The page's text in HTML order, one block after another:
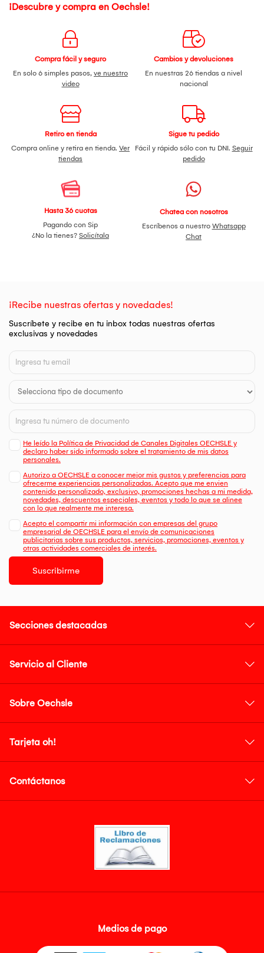
¡Descubre y compra en Oechsle!
Compra fácil y seguro
En solo 6 simples pasos, ve nuestro
video
Cambios y devoluciones
En nuestras 26 tiendas a nivel
nacional
Retiro en tienda
Compra online y retira en tienda. Ver
tiendas
Sigue tu pedido
Fácil y rápido sólo con tu DNI. Seguir
pedido
Hasta 36 cuotas
Pagando con Sip
¿No la tienes? Solicítala
Chatea con nosotros
Escríbenos a nuestro Whatsapp
Chat
¡Recibe nuestras ofertas y novedades!
Suscríbete y recibe en tu inbox todas nuestras ofertas
exclusivas y novedades
He leído la Política de Privacidad de Canales Digitales OECHSLE y
declaro haber sido informado sobre el tratamiento de mis datos
personales.
Autorizo a OECHSLE a conocer mejor mis gustos y preferencias para
ofrecerme experiencias personalizadas. Acepto que me envien
contenido personalizado, exclusivo, promociones hechas a mi medida,
novedades, descuentos especiales, eventos y todo lo que se alinee
con lo que realmente me interesa.
Acepto el compartir mi información con empresas del grupo
empresarial de OECHSLE para el envío de comunicaciones
publicitarias sobre sus productos, servicios, promociones, eventos y
otras actividades comerciales de interés.
Suscribirme
Secciones destacadas
Servicio al Cliente
Sobre Oechsle
Tarjeta oh!
Contáctanos
Medios de pago